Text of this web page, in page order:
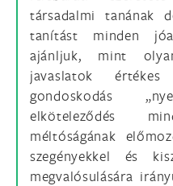
társadalmi tanának
tanítást minden
ajánljuk, mint
javaslatok
gondoskodás
elköteleződés
méltóságának
szegényekkel és
megvalósulására